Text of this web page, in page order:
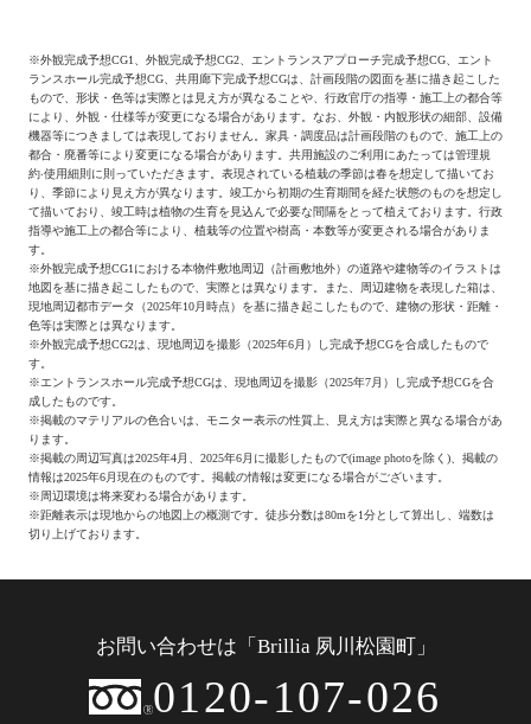
※外観完成予想CG1、外観完成予想CG2、エントランスアプローチ完成予想CG、エント
ランスホール完成予想CG、共用廊下完成予想CGは、計画段階の図面を基に描き起こした
もので、形状・色等は実際とは見え方が異なることや、行政官庁の指導・施工上の都合等
により、外観・仕様等が変更になる場合があります。なお、外観・内観形状の細部、設備
機器等につきましては表現しておりません。家具・調度品は計画段階のもので、施工上の
都合・廃番等により変更になる場合があります。共用施設のご利用にあたっては管理規
約‧使用細則に則っていただきます。表現されている植栽の季節は春を想定して描いてお
り、季節により見え方が異なります。竣工から初期の生育期間を経た状態のものを想定し
て描いており、竣工時は植物の生育を見込んで必要な間隔をとって植えております。行政
指導や施工上の都合等により、植栽等の位置や樹高・本数等が変更される場合がありま
す。
※外観完成予想CG1における本物件敷地周辺（計画敷地外）の道路や建物等のイラストは
地図を基に描き起こしたもので、実際とは異なります。また、周辺建物を表現した箱は、
現地周辺都市データ（2025年10月時点）を基に描き起こしたもので、建物の形状・距離・
色等は実際とは異なります。
※外観完成予想CG2は、現地周辺を撮影（2025年6月）し完成予想CGを合成したもので
す。
※エントランスホール完成予想CGは、現地周辺を撮影（2025年7月）し完成予想CGを合
成したものです。
※掲載のマテリアルの色合いは、モニター表示の性質上、見え方は実際と異なる場合があ
ります。
※掲載の周辺写真は2025年4月、2025年6月に撮影したもので(image photoを除く)、掲載の
情報は2025年6月現在のものです。掲載の情報は変更になる場合がございます。
※ 周辺環境は将来変わる場合があります。
※距離表示は現地からの地図上の概測です。徒歩分数は80mを1分として算出し、端数は
切り上げております。
お問い合わせは「Brillia 夙川松園町」
0120-107-026